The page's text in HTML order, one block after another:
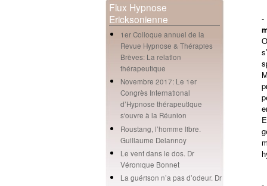
Flux Hypnose
Ericksonienne
1er Colloque annuel de la
Revue Hypnose & Thérapies
Brèves: La relation
thérapeutique
Novembre 2017: Le 1er
Congrès International
d’Hypnose thérapeutique
s'ouvre à la Réunion
Roustang, l’homme libre.
Guillaume Delannoy
Le vent dans le dos. Dr
Véronique Bonnet
La guérison n’a pas d’odeur. Dr